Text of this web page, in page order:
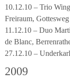
10.12.10 – Trio
Freiraum, Gottesweg
11.12.10 – Duo
de Blanc,
27.12.10 –
2009